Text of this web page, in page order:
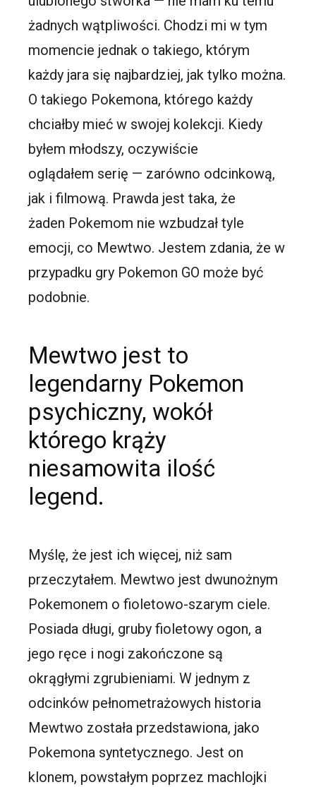
żadnych wątpliwości. Chodzi mi w tym
momencie jednak o takiego, którym
każdy jara się najbardziej, jak tylko można.
O takiego Pokemona, którego każdy
chciałby mieć w swojej kolekcji. Kiedy
byłem młodszy, oczywiście
oglądałem serię — zarówno odcinkową,
jak i filmową. Prawda jest taka, że
żaden Pokemom nie wzbudzał tyle
emocji, co Mewtwo. Jestem zdania, że w
przypadku gry Pokemon GO może być
podobnie.
Mewtwo jest to
legendarny Pokemon
psychiczny, wokół
którego krąży
niesamowita ilość
legend.
Myślę, że jest ich więcej, niż sam
przeczytałem. Mewtwo jest dwunożnym
Pokemonem o fioletowo-szarym ciele.
Posiada długi, gruby fioletowy ogon, a
jego ręce i nogi zakończone są
okrągłymi zgrubieniami. W jednym z
odcinków pełnometrażowych historia
Mewtwo została przedstawiona, jako
Pokemona syntetycznego. Jest on
klonem, powstałym poprzez machlojki